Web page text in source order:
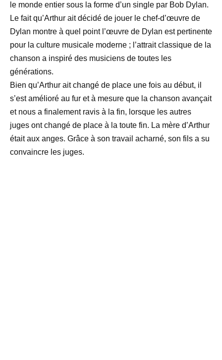
le monde entier sous la forme d’un single par Bob Dylan.
Le fait qu’Arthur ait décidé de jouer le chef-d’œuvre de
Dylan montre à quel point l’œuvre de Dylan est pertinente
pour la culture musicale moderne ; l’attrait classique de la
chanson a inspiré des musiciens de toutes les
générations.
Bien qu’Arthur ait changé de place une fois au début, il
s’est amélioré au fur et à mesure que la chanson avançait
et nous a finalement ravis à la fin, lorsque les autres
juges ont changé de place à la toute fin. La mère d’Arthur
était aux anges. Grâce à son travail acharné, son fils a su
convaincre les juges.